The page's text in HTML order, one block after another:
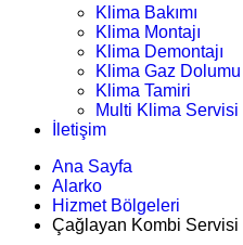
Klima Bakımı
Klima Montajı
Klima Demontajı
Klima Gaz Dolumu
Klima Tamiri
Multi Klima Servisi
İletişim
Ana Sayfa
Alarko
Hizmet Bölgeleri
Çağlayan Kombi Servisi